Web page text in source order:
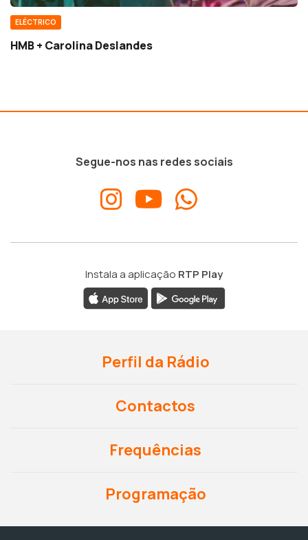
ELÉCTRICO
HMB + Carolina Deslandes
Segue-nos nas redes sociais
Instala a aplicação RTP Play
Perfil da Rádio
Contactos
Frequências
Programação